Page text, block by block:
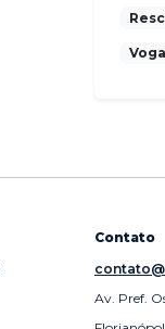
Voga
Contato
Av. Pref.